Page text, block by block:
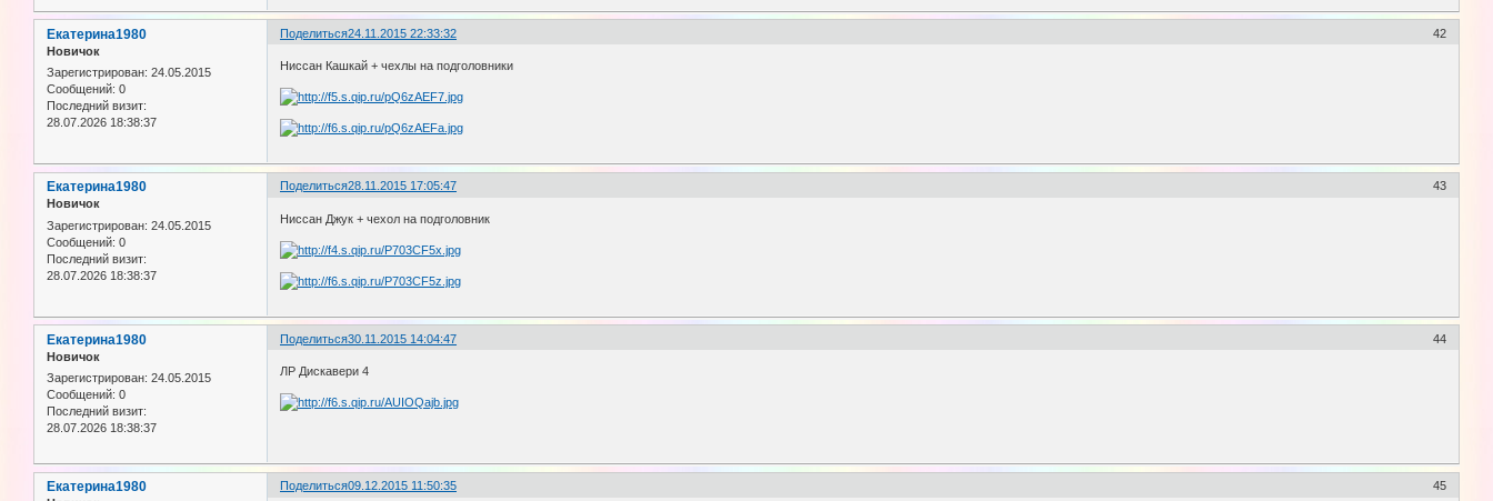
Поделиться 42
24.11.2015 22:33:32
Екатерина1980
Новичок
Зарегистрирован: 24.05.2015
Сообщений: 0
Последний визит:
28.07.2026 18:38:37
Ниссан Кашкай + чехлы на подголовники
Поделиться 43
28.11.2015 17:05:47
Екатерина1980
Новичок
Зарегистрирован: 24.05.2015
Сообщений: 0
Последний визит:
28.07.2026 18:38:37
Ниссан Джук + чехол на подголовник
Поделиться 44
30.11.2015 14:04:47
Екатерина1980
Новичок
Зарегистрирован: 24.05.2015
Сообщений: 0
Последний визит:
28.07.2026 18:38:37
ЛР Дискавери 4
Поделиться 45
09.12.2015 11:50:35
Екатерина1980